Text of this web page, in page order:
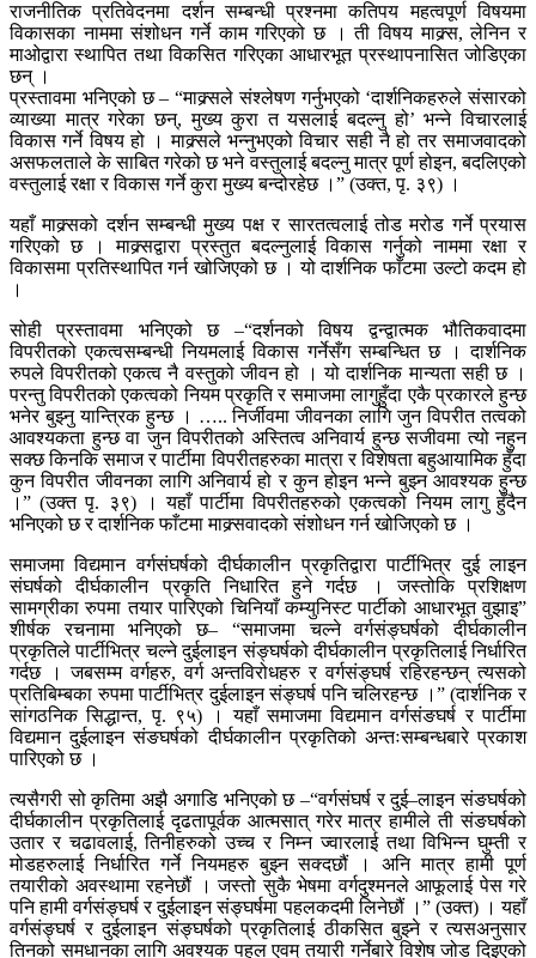
राजनीतिक प्रतिवेदनमा दर्शन सम्बन्धी प्रश्नमा कतिपय महत्वपूर्ण विषयमा
विकासका नाममा संशोधन गर्ने काम गरिएको छ । ती विषय माक्र्स, लेनिन र
माओद्वारा स्थापित तथा विकसित गरिएका आधारभूत प्रस्थापनासित जोडिएका
छन् ।
प्रस्तावमा भनिएको छ – “माक्र्सले संश्लेषण गर्नुभएको ‘दार्शनिकहरुले संसारको
व्याख्या मात्र गरेका छन्, मुख्य कुरा त यसलाई बदल्नु हो’ भन्ने विचारलाई
विकास गर्ने विषय हो । माक्र्सले भन्नुभएको विचार सही नै हो तर समाजवादको
असफलताले के साबित गरेको छ भने वस्तुलाई बदल्नु मात्र पूर्ण होइन, बदलिएको
वस्तुलाई रक्षा र विकास गर्ने कुरा मुख्य बन्दोरहेछ ।” (उक्त, पृ. ३९) ।
यहाँ माक्र्सको दर्शन सम्बन्धी मुख्य पक्ष र सारतत्वलाई तोड मरोड गर्ने प्रयास
गरिएको छ । माक्र्सद्वारा प्रस्तुत बदल्नुलाई विकास गर्नुको नाममा रक्षा र
विकासमा प्रतिस्थापित गर्न खोजिएको छ । यो दार्शनिक फाँटमा उल्टो कदम हो
।
सोही प्रस्तावमा भनिएको छ –“दर्शनको विषय द्वन्द्वात्मक भौतिकवादमा
विपरीतको एकत्वसम्बन्धी नियमलाई विकास गर्नेसँग सम्बन्धित छ । दार्शनिक
रुपले विपरीतको एकत्व नै वस्तुको जीवन हो । यो दार्शनिक मान्यता सही छ ।
परन्तु विपरीतको एकत्वको नियम प्रकृति र समाजमा लागुहुँदा एकै प्रकारले हुन्छ
भनेर बुझ्नु यान्त्रिक हुन्छ । ….. निर्जीवमा जीवनका लागि जुन विपरीत तत्वको
आवश्यकता हुन्छ वा जुन विपरीतको अस्तित्व अनिवार्य हुन्छ सजीवमा त्यो नहुन
सक्छ किनकि समाज र पार्टीमा विपरीतहरुका मात्रा र विशेषता बहुआयामिक हुँदा
कुन विपरीत जीवनका लागि अनिवार्य हो र कुन होइन भन्ने बुझ्न आवश्यक हुन्छ
।” (उक्त पृ. ३९) । यहाँ पार्टीमा विपरीतहरुको एकत्वको नियम लागु हुँदैन
भनिएको छ र दार्शनिक फाँटमा माक्र्सवादको संशोधन गर्न खोजिएको छ ।
समाजमा विद्यमान वर्गसंघर्षको दीर्घकालीन प्रकृतिद्वारा पार्टीभित्र दुई लाइन
संघर्षको दीर्घकालीन प्रकृति निधारित हुने गर्दछ । जस्तोकि प्रशिक्षण
सामग्रीका रुपमा तयार पारिएको चिनियाँ कम्युनिस्ट पार्टीको आधारभूत वुझाइ”
शीर्षक रचनामा भनिएको छ– “समाजमा चल्ने वर्गसंङ्घर्षको दीर्घकालीन
प्रकृतिले पार्टीभित्र चल्ने दुईलाइन संङ्घर्षको दीर्घकालीन प्रकृतिलाई निर्धारित
गर्दछ । जबसम्म वर्गहरु, वर्ग अन्तविरोधहरु र वर्गसंङ्घर्ष रहिरहन्छन् त्यसको
प्रतिबिम्बका रुपमा पार्टीभित्र दुईलाइन संङ्घर्ष पनि चलिरहन्छ ।” (दार्शनिक र
सांगठनिक सिद्धान्त, पृ. ९५) । यहाँ समाजमा विद्यमान वर्गसंङघर्ष र पार्टीमा
विद्यमान दुईलाइन संङघर्षको दीर्घकालीन प्रकृतिको अन्तःसम्बन्धबारे प्रकाश
पारिएको छ ।
त्यसैगरी सो कृतिमा अझै अगाडि भनिएको छ –“वर्गसंघर्ष र दुई–लाइन संङघर्षको
दीर्घकालीन प्रकृतिलाई दृढतापूर्वक आत्मसात् गरेर मात्र हामीले ती संङघर्षको
उतार र चढावलाई, तिनीहरुको उच्च र निम्न ज्वारलाई तथा विभिन्न घुम्ती र
मोडहरुलाई निर्धारित गर्ने नियमहरु बुझ्न सक्दछौं । अनि मात्र हामी पूर्ण
तयारीको अवस्थामा रहनेछौं । जस्तो सुकै भेषमा वर्गदुश्मनले आफूलाई पेस गरे
पनि हामी वर्गसंङ्घर्ष र दुईलाइन संङ्घर्षमा पहलकदमी लिनेछौं ।” (उक्त) । यहाँ
वर्गसंङ्घर्ष र दुईलाइन संङ्घर्षको प्रकृतिलाई ठीकसित बुझ्ने र त्यसअनुसार
तिनको समधानका लागि अवश्यक पहल एवम् तयारी गर्नेबारे विशेष जोड दिइएको